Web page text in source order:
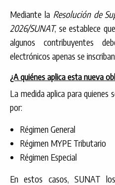
Mediante la Resolución de
2026/SUNAT, se establece que
algunos contribuyentes
electrónicos apenas se
¿A quiénes aplica esta nueva
La medida aplica para quienes
por:
Régimen General
Régimen MYPE Tributario
Régimen Especial
En estos casos, SUNAT